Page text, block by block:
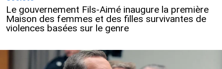
Le gouvernement Fils-Aimé inaugure la première
Maison des femmes et des filles survivantes de
violences basées sur le genre